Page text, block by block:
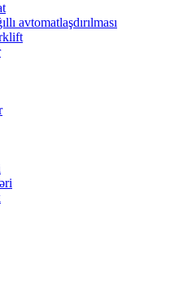
avtomatlaşdırılması